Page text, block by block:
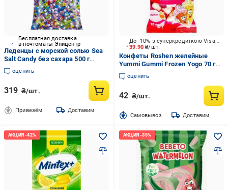
Бесплатная доставка
в почтоматы Эпицентр
Леденцы с морской солью Sea
Salt Candy без сахара 500 г
(3038065517)
оценить
319 ₴/шт.
Привезём Доставим
39.90₴/шт.
До -10% з суперкредиткою Visa Вигода
Конфеты Roshen желейные
Yummi Gummi Frozen Yogo 70 г
(4823077621345)
оценить
42 ₴/шт.
Cамовывоз Доставим